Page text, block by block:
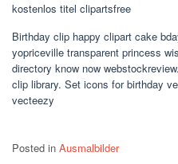
kostenlos titel clipartsfree
Birthday clip happy clipart cake
yopriceville transparent princess
directory know now
clip library. Set icons for birthday
vecteezy
Posted in Ausmalbilder